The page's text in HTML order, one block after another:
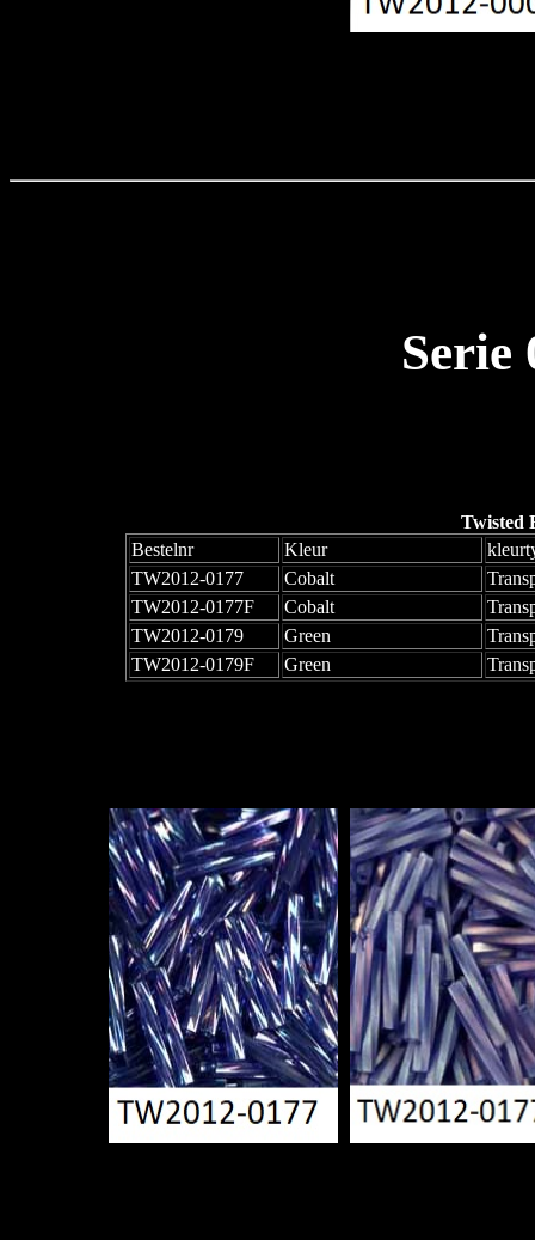
Serie
Twisted
Bestelnr
Kleur
TW2012-0177
Cobalt
TW2012-0177F
Cobalt
TW2012-0179
Green
TW2012-0179F
Green